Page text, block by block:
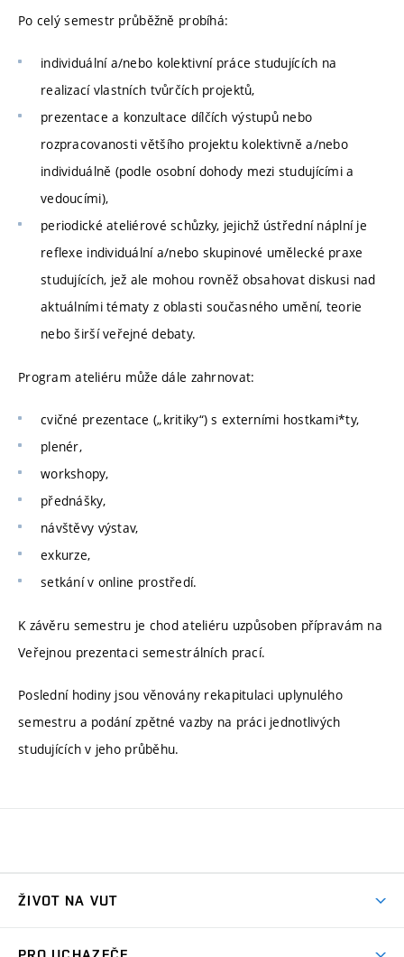
Po celý semestr průběžně probíhá:
individuální a/nebo kolektivní práce studujících na
realizací vlastních tvůrčích projektů,
prezentace a konzultace dílčích výstupů nebo
rozpracovanosti většího projektu kolektivně a/nebo
individuálně (podle osobní dohody mezi studujícími a
vedoucími),
periodické ateliérové schůzky, jejichž ústřední náplní je
reflexe individuální a/nebo skupinové umělecké praxe
studujících, jež ale mohou rovněž obsahovat diskusi nad
aktuálními tématy z oblasti současného umění, teorie
nebo širší veřejné debaty.
Program ateliéru může dále zahrnovat:
cvičné prezentace („kritiky“) s externími hostkami*ty,
plenér,
workshopy,
přednášky,
návštěvy výstav,
exkurze,
setkání v online prostředí.
K závěru semestru je chod ateliéru uzpůsoben přípravám na
Veřejnou prezentaci semestrálních prací.
Poslední hodiny jsou věnovány rekapitulaci uplynulého
semestru a podání zpětné vazby na práci jednotlivých
studujících v jeho průběhu.
ŽIVOT NA VUT